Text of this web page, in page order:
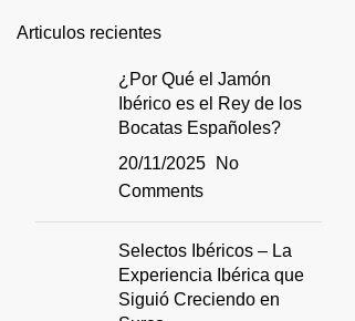
Articulos recientes
¿Por Qué el Jamón
Ibérico es el Rey de los
Bocatas Españoles?
20/11/2025
No
Comments
Selectos Ibéricos – La
Experiencia Ibérica que
Siguió Creciendo en